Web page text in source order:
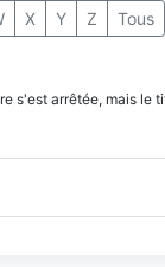
X Y Z Tous
s'est arrêtée, mais le